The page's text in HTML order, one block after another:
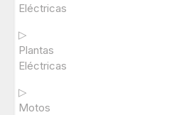
Eléctricas
▷
Plantas
Eléctricas
▷
Motos